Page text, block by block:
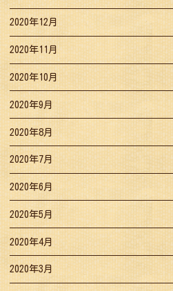
2020年12月
2020年11月
2020年10月
2020年9月
2020年8月
2020年7月
2020年6月
2020年5月
2020年4月
2020年3月